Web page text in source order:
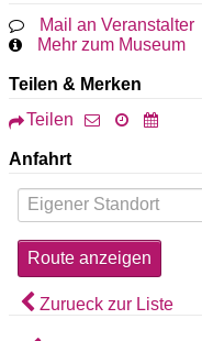
Mail an Veranstalter
Mehr zum Museum
Teilen & Merken
Teilen
Anfahrt
Zurueck zur Liste